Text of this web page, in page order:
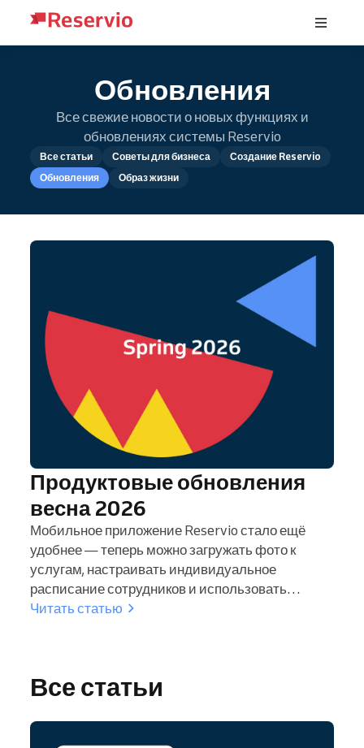
Обновления
Все свежие новости о новых функциях и
обновлениях системы Reservio
Все статьи Советы для бизнеса
Создание Reservio
Обновления
Образ жизни
Продуктовые обновления
весна 2026
Мобильное приложение Reservio стало ещё
удобнее — теперь можно загружать фото к
услугам, настраивать индивидуальное
расписание сотрудников и использовать
пошаговый центр Start прямо с телефона.
Читать статью
Все статьи